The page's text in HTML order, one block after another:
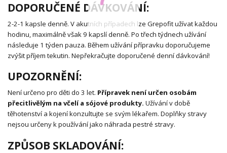
DOPORUČENÉ DÁVKOVÁNÍ:
2-2-1 kapsle denně. V akutních případech lze Grepofit užívat každou
hodinu, maximálně však 9 kapslí denně. Po třech týdnech užívání
následuje 1 týden pauza. Během užívání přípravku doporučujeme
zvýšit příjem tekutin. Nepřekračujte doporučené denní dávkování!
UPOZORNĚNÍ:
Není určeno pro děti do 3 let. Přípravek není určen osobám
přecitlivělým na včelí a sójové produkty. Užívání v době
těhotenství a kojení konzultujte se svým lékařem. Doplňky stravy
nejsou určeny k používání jako náhrada pestré stravy.
ZPŮSOB SKLADOVÁNÍ: